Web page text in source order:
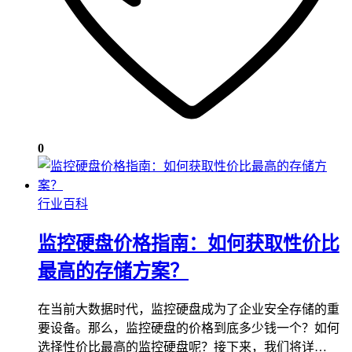
0
行业百科
监控硬盘价格指南：如何获取性价比
最高的存储方案？
在当前大数据时代，监控硬盘成为了企业安全存储的重
要设备。那么，监控硬盘的价格到底多少钱一个？如何
选择性价比最高的监控硬盘呢？接下来，我们将详…